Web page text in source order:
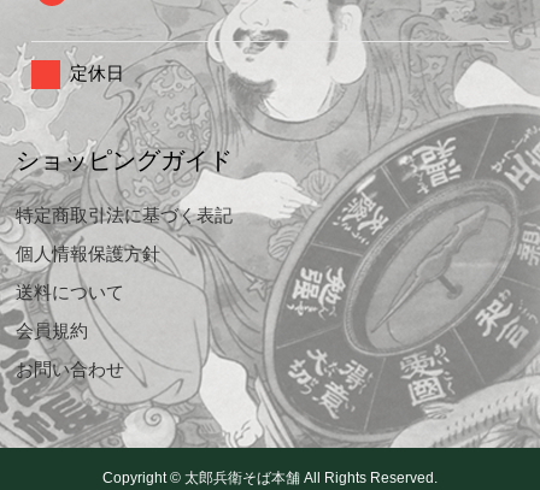
定休日
ショッピングガイド
特定商取引法に基づく表記
個人情報保護方針
送料について
会員規約
お問い合わせ
Copyright © 太郎兵衛そば本舗 All Rights Reserved.